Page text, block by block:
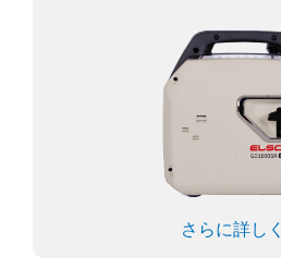
さらに詳しく